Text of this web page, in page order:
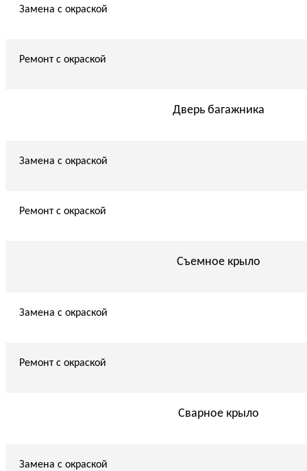
Замена с окраской
Ремонт с окраской
Дверь багажника
Замена с окраской
Ремонт с окраской
Съемное крыло
Замена с окраской
Ремонт с окраской
Сварное крыло
Замена с окраской